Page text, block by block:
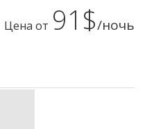
Цена от 91$/ночь